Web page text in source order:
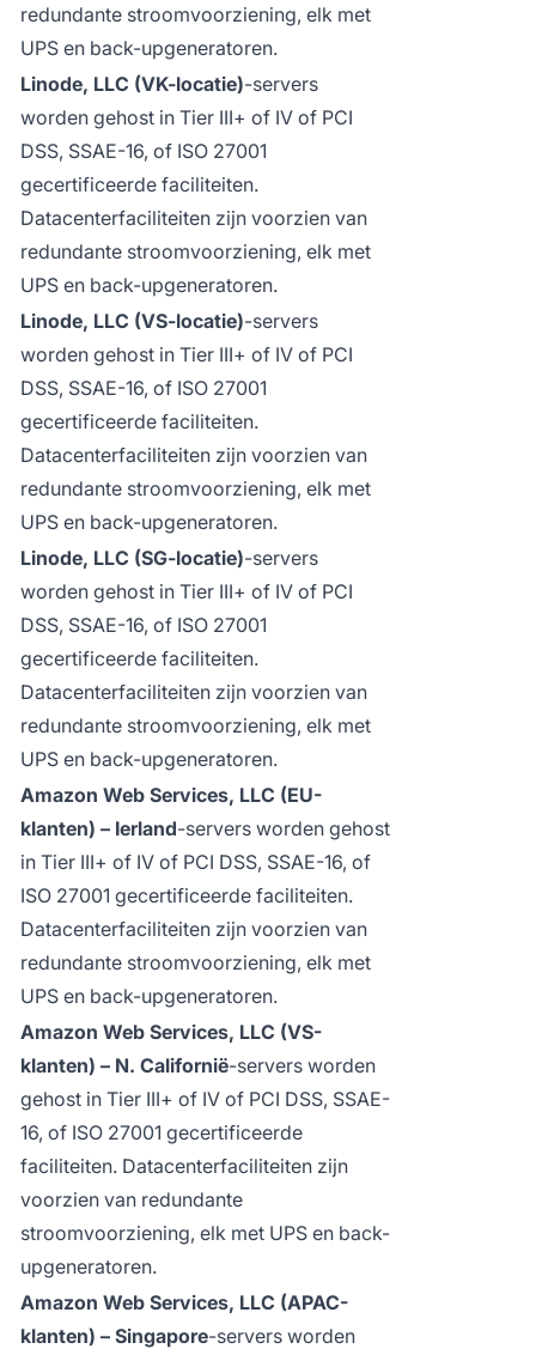
redundante stroomvoorziening, elk met
UPS en back-upgeneratoren.
Linode, LLC (VK-locatie)-servers
worden gehost in Tier III+ of IV of PCI
DSS, SSAE-16, of ISO 27001
gecertificeerde faciliteiten.
Datacenterfaciliteiten zijn voorzien van
redundante stroomvoorziening, elk met
UPS en back-upgeneratoren.
Linode, LLC (VS-locatie)-servers
worden gehost in Tier III+ of IV of PCI
DSS, SSAE-16, of ISO 27001
gecertificeerde faciliteiten.
Datacenterfaciliteiten zijn voorzien van
redundante stroomvoorziening, elk met
UPS en back-upgeneratoren.
Linode, LLC (SG-locatie)-servers
worden gehost in Tier III+ of IV of PCI
DSS, SSAE-16, of ISO 27001
gecertificeerde faciliteiten.
Datacenterfaciliteiten zijn voorzien van
redundante stroomvoorziening, elk met
UPS en back-upgeneratoren.
Amazon Web Services, LLC (EU-
klanten) – Ierland-servers worden gehost
in Tier III+ of IV of PCI DSS, SSAE-16, of
ISO 27001 gecertificeerde faciliteiten.
Datacenterfaciliteiten zijn voorzien van
redundante stroomvoorziening, elk met
UPS en back-upgeneratoren.
Amazon Web Services, LLC (VS-
klanten) – N. Californië-servers worden
gehost in Tier III+ of IV of PCI DSS, SSAE-
16, of ISO 27001 gecertificeerde
faciliteiten. Datacenterfaciliteiten zijn
voorzien van redundante
stroomvoorziening, elk met UPS en back-
upgeneratoren.
Amazon Web Services, LLC (APAC-
klanten) – Singapore-servers worden